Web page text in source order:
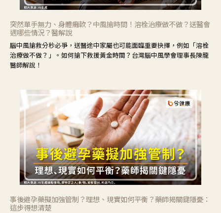
突然單手無力、身體癱軟？中風搶時間！溶栓治療做不做？送醫會
遇哪些情況？醫解說
腦中風搶救分秒必爭，送醫途中家屬也可能面臨重要抉擇，例如「溶栓
治療做不做？」。如何搶下救援黃金時間？台灣腦中風學會理事長陳龍
醫師解說！
事後避孕藥擬加強管制？理想、現實如何平衡？藥師揭關鍵隱憂：
這步得想清楚